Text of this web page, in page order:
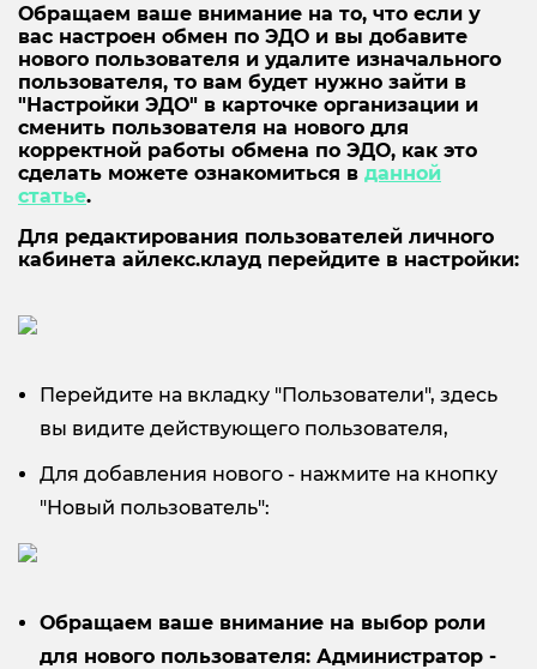
Обращаем ваше внимание на то, что если у
вас настроен обмен по ЭДО и вы добавите
нового пользователя и удалите изначального
пользователя, то вам будет нужно зайти в
"Настройки ЭДО" в карточке организации и
сменить пользователя на нового для
корректной работы обмена по ЭДО, как это
сделать можете ознакомиться в данной
статье.
Для редактирования пользователей личного
кабинета айлекс.клауд перейдите в настройки:
Перейдите на вкладку "Пользователи", здесь
вы видите действующего пользователя,
Для добавления нового - нажмите на кнопку
"Новый пользователь":
Обращаем ваше внимание на выбор роли
для нового пользователя: Администратор -